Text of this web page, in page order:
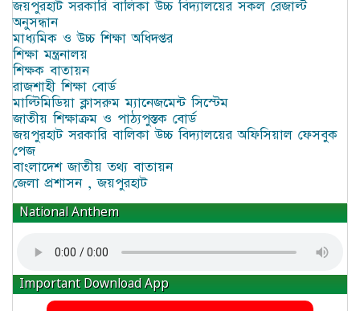
জয়পুরহাট সরকারি বালিকা উচ্চ বিদ্যালয়ের সকল রেজাল্ট
অনুসন্ধান
মাধ্যমিক ও উচ্চ শিক্ষা অধিদপ্তর
শিক্ষা মন্ত্রনালয়
শিক্ষক বাতায়ন
রাজশাহী শিক্ষা বোর্ড
মাল্টিমিডিয়া ক্লাসরুম ম্যানেজমেন্ট সিস্টেম
জাতীয় শিক্ষাক্রম ও পাঠ্যপুস্তক বোর্ড
জয়পুরহাট সরকারি বালিকা উচ্চ বিদ্যালয়ের অফিসিয়াল ফেসবুক
পেজ
বাংলাদেশ জাতীয় তথ্য বাতায়ন
জেলা প্রশাসন , জয়পুরহাট
National Anthem
Important Download App